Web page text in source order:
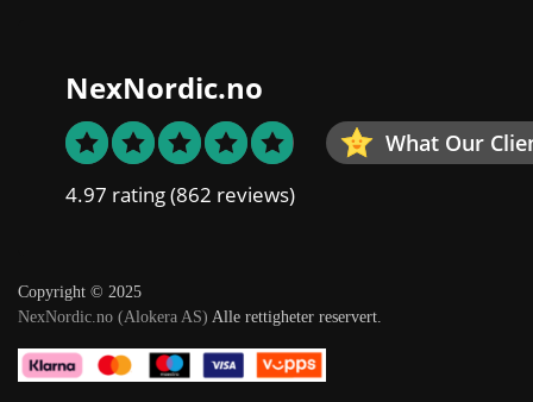
NexNordic.no
What Our
4.97 rating(862 reviews)
Copyright © 2025
NexNordic.no (Alokera AS) Alle rettigheter reservert.